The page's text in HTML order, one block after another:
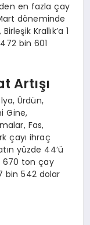
en fazla çay
döneminde
Krallık’a 1
bin 601
Artışı
Ürdün,
Gine,
Fas,
çayı ihraç
yüzde 44’ü
670 ton çay
bin 542 dolar